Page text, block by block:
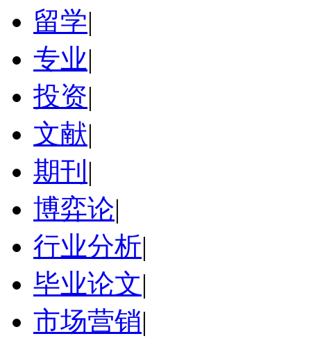
留学|
专业|
投资|
文献|
期刊 |
博弈论|
行业分析|
毕业论文|
市场营销|